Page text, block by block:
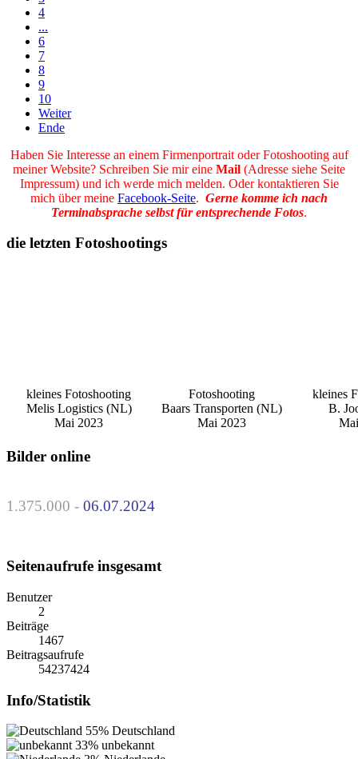
4
...
6
7
8
9
10
Weiter
Ende
Haben Sie Interesse an einem Firmenportrait oder Fotoshooting auf
meiner Website? Schreiben Sie mir eine Mail (Adresse siehe Seite
Impressum) und ich werde mich melden. Oder kontaktieren Sie
mich über meine Facebook-Seite. Gerne komme ich nach
Terminabsprache selbst für entsprechende Fotos.
die letzten Fotoshootings
kleines Fotoshooting
Melis Logistics (NL)
Mai 2023
Fotoshooting
Baars Transporten (NL)
Mai 2023
kleines
B.
Bilder online
1.375.000 - 06.07.2024
Seitenaufrufe insgesamt
Benutzer
2
Beiträge
1467
Beitragsaufrufe
54237424
Info/Statistik
55% Deutschland
33% unbekannt